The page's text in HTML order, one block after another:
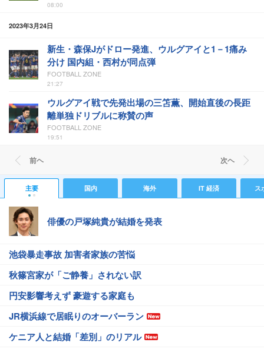
08:00
2023年3月24日
新生・森保Jがドロー発進、ウルグアイと1－1痛み
分け 国内組・西村が同点弾
FOOTBALL ZONE
21:27
ウルグアイ戦で先発出場の三笘薫、開始直後の長距
離単独ドリブルに称賛の声
FOOTBALL ZONE
19:51
前ヘ 次ヘ
主要 国内 海外 IT 経済 ス
俳優の戸塚純貴が結婚を発表
池袋暴走事故 加害者家族の苦悩
秋篠宮家が「ご静養」されない訳
円安影響考えず 豪遊する家庭も
JR横浜線で居眠りのオーバーラン
ケニア人と結婚「差別」のリアル